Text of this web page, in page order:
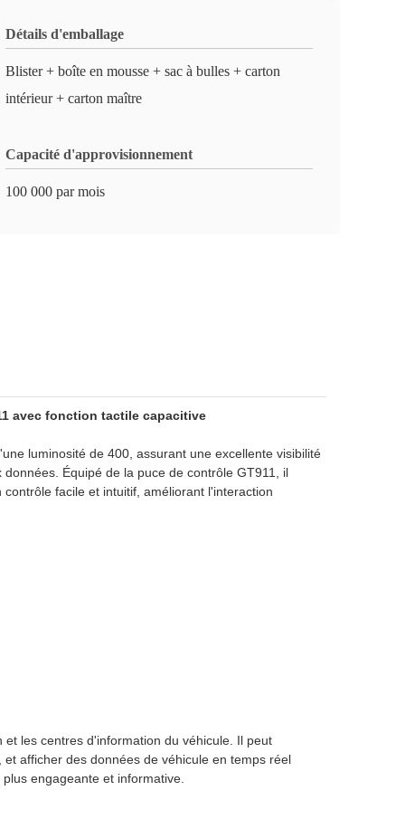
Détails d'emballage
Blister + boîte en mousse + sac à bulles + carton
intérieur + carton maître
Capacité d'approvisionnement
100 000 par mois
avec fonction tactile capacitive
luminosité de 400, assurant une excellente visibilité
Équipé de la puce de contrôle GT911, il
facile et intuitif, améliorant l'interaction
les centres d'information du véhicule. Il peut
afficher des données de véhicule en temps réel
engageante et informative.